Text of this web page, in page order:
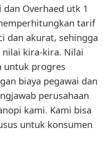
Overhaed utk 1
tarif
dan akurat, sehingga
kira-kira. Nilai
untuk progres
biaya pegawai dan
perusahaan
kami. Kami bisa
untuk konsumen